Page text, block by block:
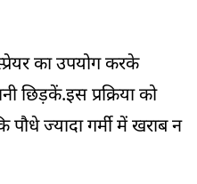
का उपयोग करके
छिड़कें.इस प्रक्रिया को
ज्यादा गर्मी में खराब न